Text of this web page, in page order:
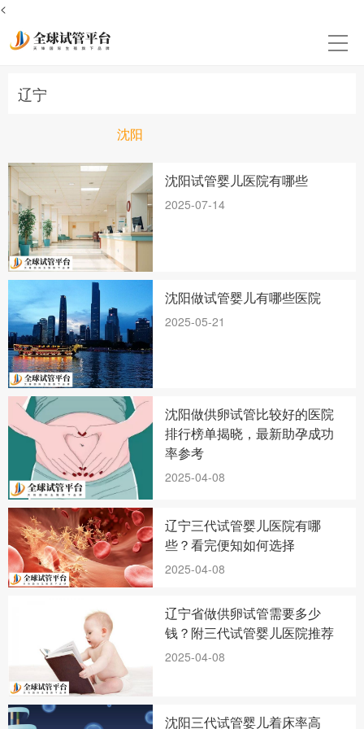
<
辽宁
沈阳
沈阳试管婴儿医院有哪些
2025-07-14
沈阳做试管婴儿有哪些医院
2025-05-21
沈阳做供卵试管比较好的医院
排行榜单揭晓，最新助孕成功
率参考
2025-04-08
辽宁三代试管婴儿医院有哪
些？看完便知如何选择
2025-04-08
辽宁省做供卵试管需要多少
钱？附三代试管婴儿医院推荐
2025-04-08
沈阳三代试管婴儿着床率高